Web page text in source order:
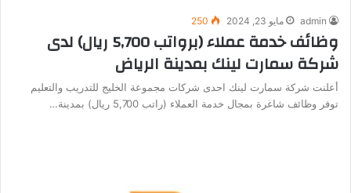
admin مايو 23, 2024 250
وظائف خدمة عملاء (برواتب 5,700 ريال) لدى
شركة سمارت لينك بمدينة الرياض
أعلنت شركة سمارت لينك احدى شركات مجموعة الخليج للتدريب والتعليم
توفر وظائف شاغرة بمجال خدمة العملاء (راتب 5,700 ريال) بمدينة…